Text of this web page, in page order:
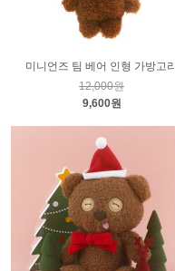
미니언즈 팀 베어 인형 가방고리
12,000원
9,600원